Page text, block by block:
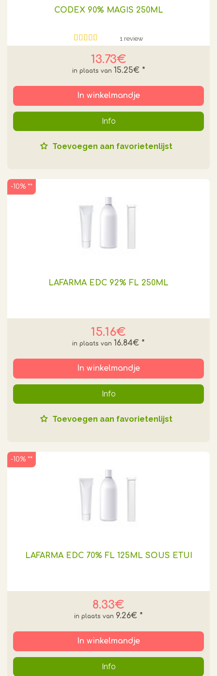
CODEX 90% MAGIS 250ML
1 review
13.73€
15.25€ *
In winkelmandje
Info
Toevoegen aan favorietenlijst
LAFARMA EDC 92% FL 250ML
15.16€
16.84€ *
-10% **
In winkelmandje
Info
Toevoegen aan favorietenlijst
LAFARMA EDC 70% FL 125ML SOUS ETUI
8.33€
9.26€ *
-10% **
In winkelmandje
Info